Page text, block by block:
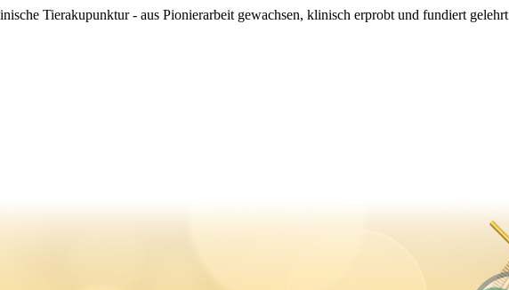
Tierakupunktur - aus Pionierarbeit gewachsen, klinisch erprobt und fundiert gelehrt